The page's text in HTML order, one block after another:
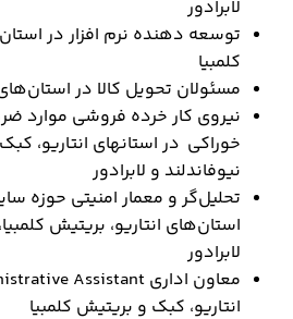
لابرادور
توسعه دهنده نرم افزار در
کلمبیا
مسئولان تحویل کالا در
نیروی کار خرده فروشی موارد
خوراکی در استانهای انتاریو،
نیوفاندلند و لابرادور
تحلیل‌گر و معمار امنیتی حوزه
استان‌های انتاریو، بریتیش
لابرادور
انتاریو، کبک و بریتیش کلمبیا